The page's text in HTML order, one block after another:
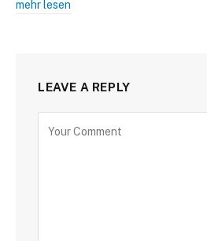
mehr lesen
LEAVE A REPLY